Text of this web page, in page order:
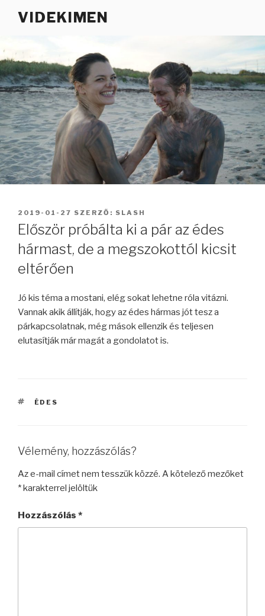
VIDEKIMEN
BEKÜLDVE:
2019-01-27 SZERZŐ: SLASH
Először próbálta ki a pár az édes
hármast, de a megszokottól kicsit
eltérően
Jó kis téma a mostani, elég sokat lehetne róla vitázni.
Vannak akik állítják, hogy az édes hármas jót tesz a
párkapcsolatnak, még mások ellenzik és teljesen
elutasítják már magát a gondolatot is.
CÍMKÉK
ÉDES
Vélemény, hozzászólás?
Az e-mail címet nem tesszük közzé. A kötelező mezőket
*karakterrel jelöltük
Hozzászólás *